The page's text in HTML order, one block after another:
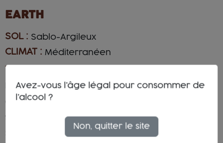
EARTH
SOL : Sablo-Argileux
CLIMAT : Méditerranéen
TERROIR :
Le domaine La Pietra del Focolare est composé
de 13 parcelles, 13 « mouchoirs de poche » qui
forment cinq micro zones. Le Vermentino
Solarancio est cultivé dans la zone de Sarticola.
Avez-vous l'âge légal pour consommer de
l'alcool ?
Non, quitter le site